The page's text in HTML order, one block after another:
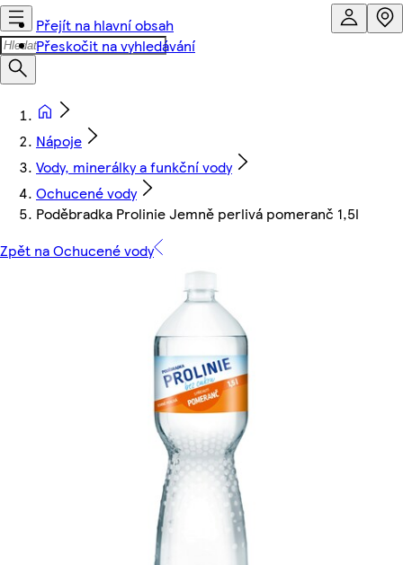
Přejít na hlavní obsah
Přeskočit na vyhledávání
Nápoje
Vody, minerálky a funkční vody
Ochucené vody
Poděbradka Prolinie Jemně perlivá pomeranč 1,5l
Zpět na Ochucené vody